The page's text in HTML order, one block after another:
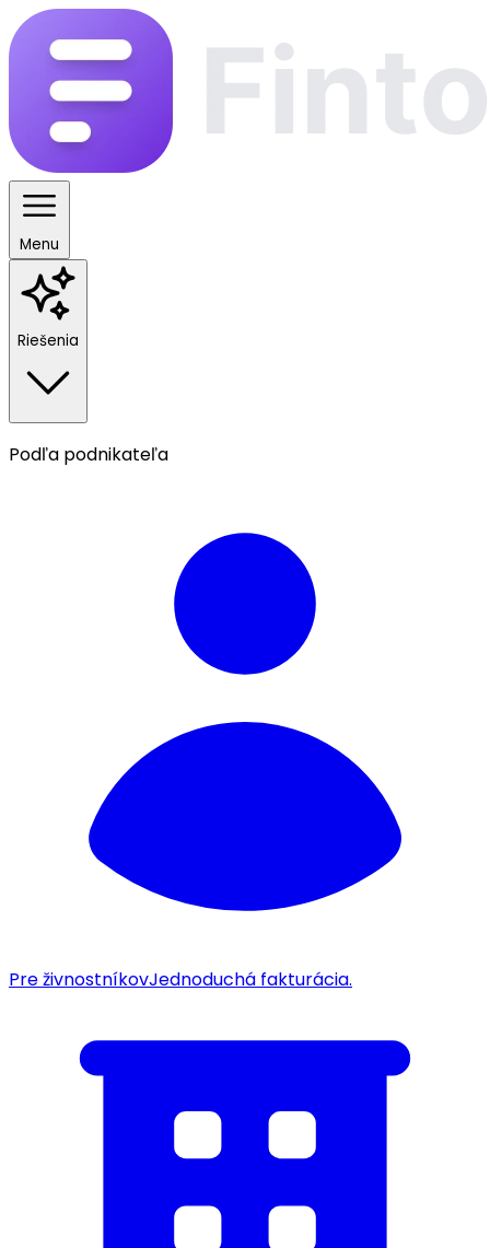
Menu
Riešenia
Podľa podnikateľa
Pre živnostníkovJednoduchá fakturácia.